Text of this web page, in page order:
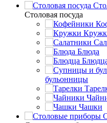
Столовая посуда
Блюда
бульонницы
Чашки